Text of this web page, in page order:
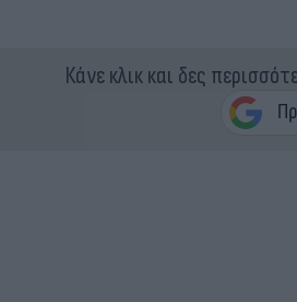
Κάνε κλικ και δες